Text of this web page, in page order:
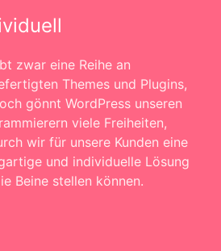
zwar eine Reihe an
Themes und Plugins,
gönnt WordPress unseren
viele Freiheiten,
wir für unsere Kunden eine
und individuelle Lösung
Beine stellen können.